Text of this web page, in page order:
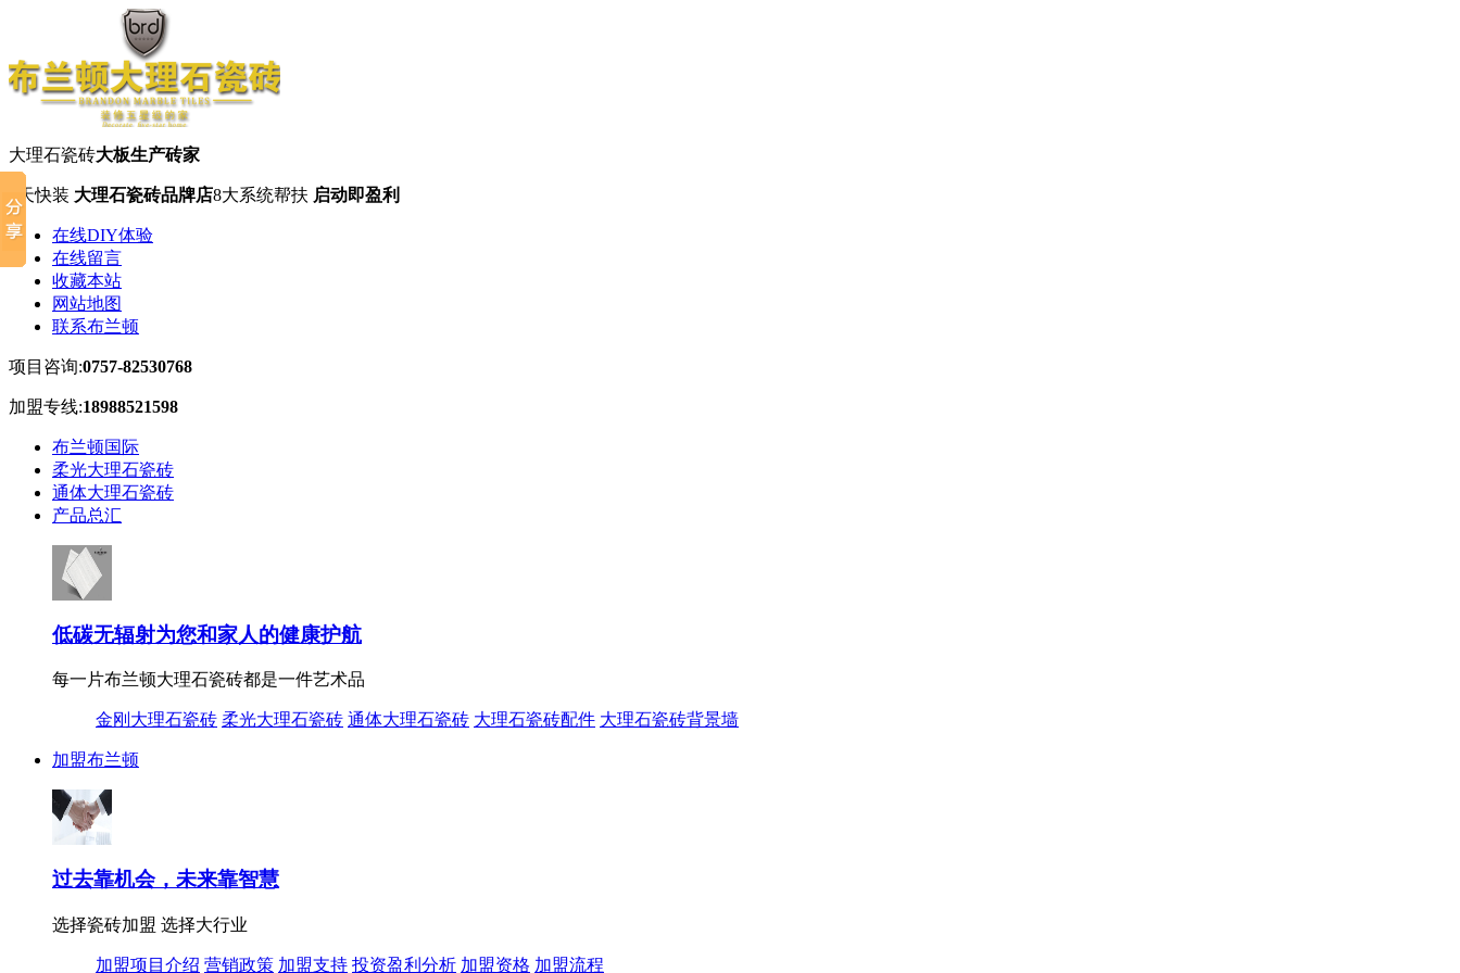
大理石瓷砖大板生产砖家
7天快装 大理石瓷砖品牌店8大系统帮扶 启动即盈利
在线DIY体验
在线留言
收藏本站
网站地图
联系布兰顿
项目咨询:0757-82530768
加盟专线:18988521598
布兰顿国际
柔光大理石瓷砖
通体大理石瓷砖
产品总汇
低碳无辐射为您和家人的健康护航
每一片布兰顿大理石瓷砖都是一件艺术品
金刚大理石瓷砖 柔光大理石瓷砖 通体大理石瓷砖 大理石瓷砖配件 大理石瓷砖背景墙
加盟布兰顿
过去靠机会，未来靠智慧
选择瓷砖加盟 选择大行业
加盟项目介绍 营销政策 加盟支持 投资盈利分析 加盟资格 加盟流程